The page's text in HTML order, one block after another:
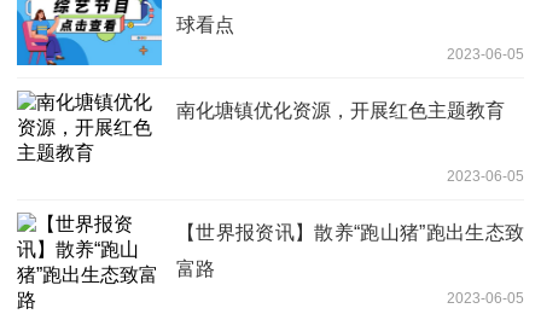
球看点
2023-06-05
南化塘镇优化资源，开展红色主题教育
2023-06-05
【世界报资讯】散养“跑山猪”跑出生态致
富路
2023-06-05